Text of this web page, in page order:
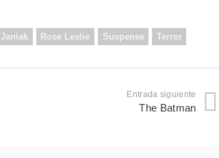
Janiak Rose Leslie Suspense Terror
Entrada siguiente
The Batman